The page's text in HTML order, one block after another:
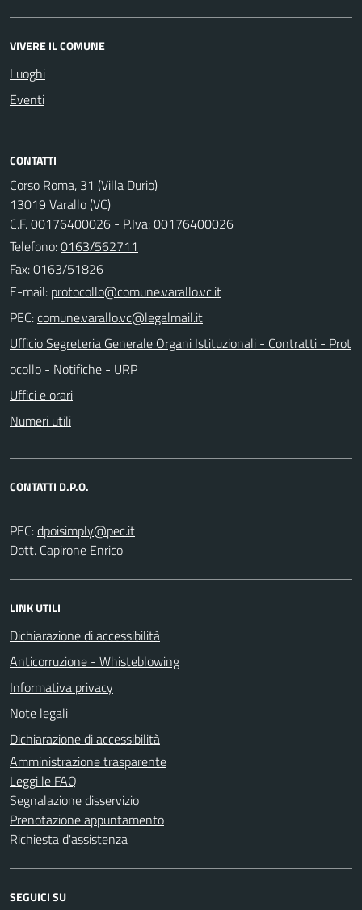
VIVERE IL COMUNE
Luoghi
Eventi
CONTATTI
Corso Roma, 31 (Villa Durio)
13019 Varallo (VC)
C.F. 00176400026 - P.Iva: 00176400026
Telefono:0163/562711
Fax: 0163/51826
E-mail:
PEC:
Ufficio Segreteria Generale Organi Istituzionali - Contratti - Prot
ocollo - Notifiche - URP
Uffici e orari
Numeri utili
CONTATTI D.P.O.
PEC:
Dott. Capirone Enrico
LINK UTILI
Dichiarazione di accessibilità
Anticorruzione - Whisteblowing
Informativa privacy
Note legali
Dichiarazione di accessibilità
Amministrazione trasparente
Leggi le FAQ
Segnalazione disservizio
Prenotazione appuntamento
Richiesta d'assistenza
SEGUICI SU